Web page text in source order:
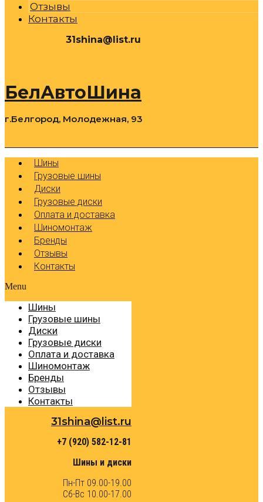
Отзывы
Контакты
31shina@list.ru
БелАвтоШина
г.Белгород, Молодежная, 93
Шины
Грузовые шины
Диски
Грузовые диски
Оплата и доставка
Шиномонтаж
Бренды
Отзывы
Контакты
Menu
Шины
Грузовые шины
Диски
Грузовые диски
Оплата и доставка
Шиномонтаж
Бренды
Отзывы
Контакты
31shina@list.ru
+7 (920) 582-12-81
Шины и диски
Пн-Пт 09.00-19.00
Сб-Вс 10.00-17.00